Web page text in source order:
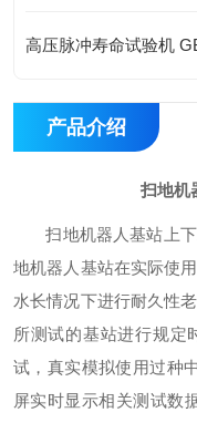
高压脉冲寿命试验机
产品介绍
扫地机
扫地机器人基站上下
地机器人基站在实际使
水长情况下进行耐久性
所测试的基站进行规定
试，真实模拟使用过种
屏实时显示相关测试数